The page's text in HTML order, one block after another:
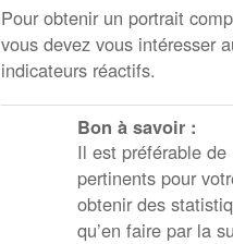
Pour obtenir un portrait
vous devez vous intéresser
indicateurs réactifs.
Bon à savoir :
Il est préférable
pertinents pour
obtenir des
qu’en faire par la